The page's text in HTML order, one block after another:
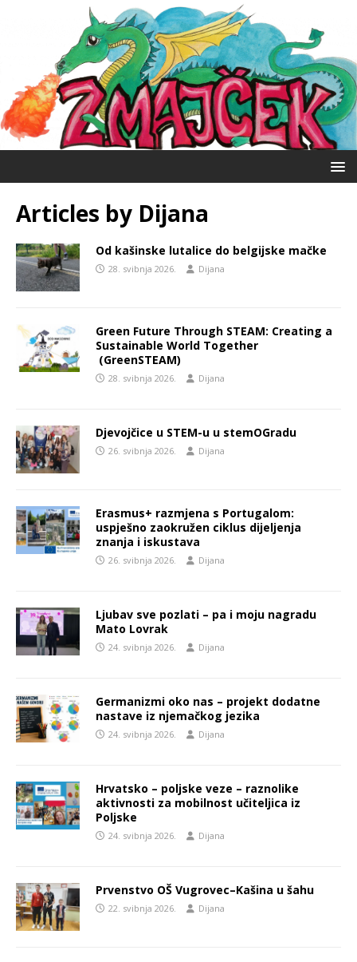
Articles by Dijana
Od kašinske lutalice do belgijske mačke
28. svibnja 2026. Dijana
Green Future Through STEAM: Creating a
Sustainable World Together
(GreenSTEAM)
28. svibnja 2026. Dijana
Djevojčice u STEM-u u stemOGradu
26. svibnja 2026. Dijana
Erasmus+ razmjena s Portugalom:
uspješno zaokružen ciklus dijeljenja
znanja i iskustava
26. svibnja 2026. Dijana
Ljubav sve pozlati – pa i moju nagradu
Mato Lovrak
24. svibnja 2026. Dijana
Germanizmi oko nas – projekt dodatne
nastave iz njemačkog jezika
24. svibnja 2026. Dijana
Hrvatsko – poljske veze – raznolike
aktivnosti za mobilnost učiteljica iz
Poljske
24. svibnja 2026. Dijana
Prvenstvo OŠ Vugrovec–Kašina u šahu
22. svibnja 2026. Dijana